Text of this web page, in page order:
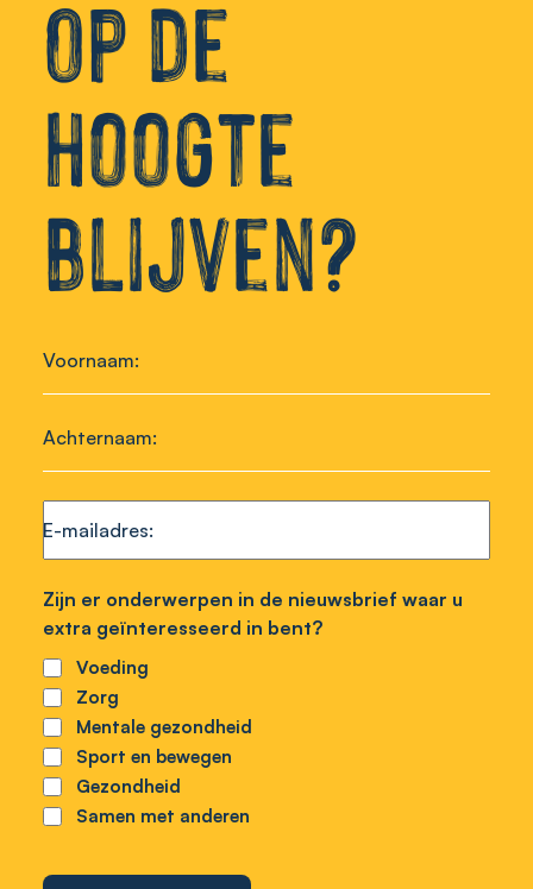
Op de
hoogte
blijven?
Voornaam
Achternaam
E-mailadres
Zijn er onderwerpen in de nieuwsbrief waar u
extra geïnteresseerd in bent?
Voeding
Zorg
Mentale gezondheid
Sport en bewegen
Gezondheid
Samen met anderen